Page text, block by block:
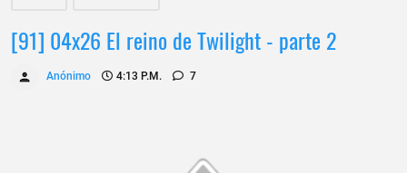
[91] 04x26 El reino de Twilight - parte 2
Anónimo 4:13 P.m. 7